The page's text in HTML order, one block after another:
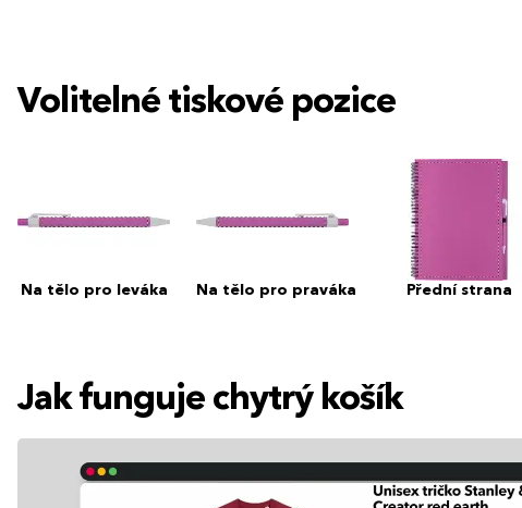
Volitelné tiskové pozice
Na tělo pro leváka Na tělo pro praváka Přední strana
Jak funguje chytrý košík